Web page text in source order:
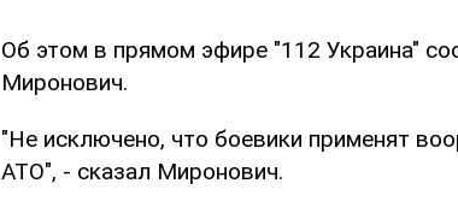
Об этом в прямом эфире "112 Украина"
Миронович.
"Не исключено, что боевики применят
АТО", - сказал Миронович.